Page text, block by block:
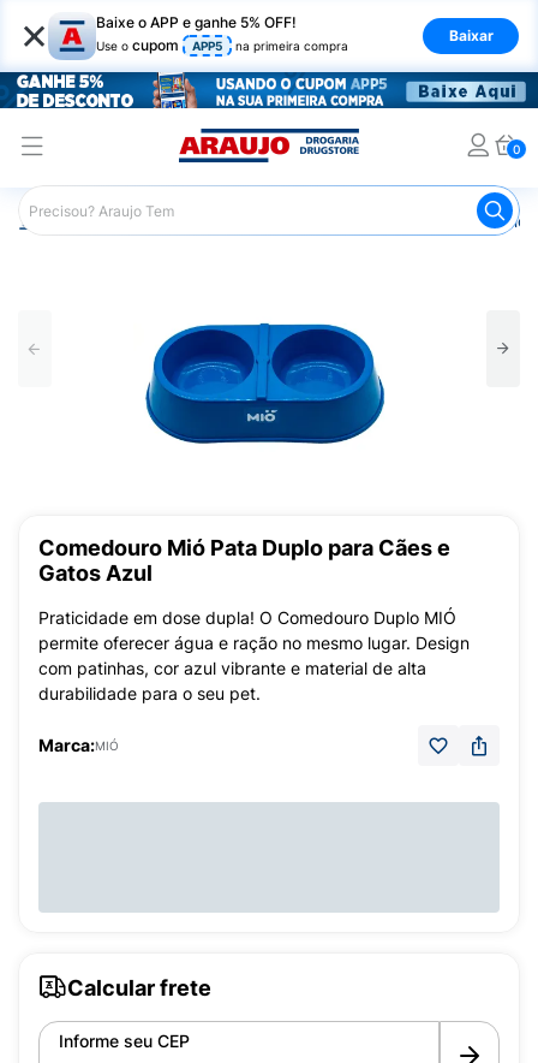
× Baixe o APP e ganhe 5% OFF!
Use o cupom APP5 na primeira compra
Baixar
0
Araujo Pet Shop Comedouro para
Comedouro Mió Pata Duplo para Cães e
Gatos Azul
Praticidade em dose dupla! O Comedouro Duplo MIÓ
permite oferecer água e ração no mesmo lugar. Design
com patinhas, cor azul vibrante e material de alta
durabilidade para o seu pet.
Marca:MIÓ
Calcular frete
Informe seu CEP